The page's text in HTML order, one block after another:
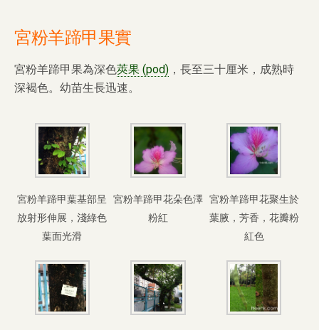
宮粉羊蹄甲果實
宮粉羊蹄甲果為深色莢果 (pod) ，長至三十厘米，成熟時
深褐色。幼苗生長迅速。
宮粉羊蹄甲葉基部呈
放射形伸展，淺綠色
葉面光滑
宮粉羊蹄甲花朵色澤
粉紅
宮粉羊蹄甲花聚生於
葉腋，芳香，花瓣粉
紅色